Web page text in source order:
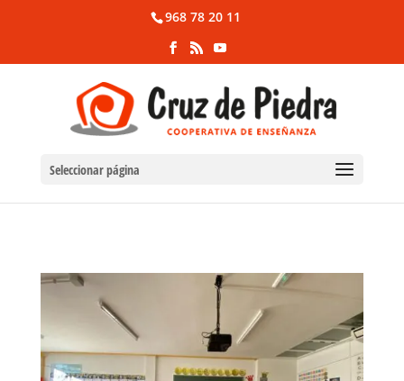
968 78 20 11
Seleccionar página